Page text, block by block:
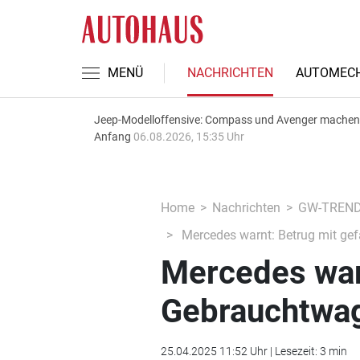
MENÜ NACHRICHTEN
Jeep-Modelloffensive: Compass und Avenger
Anfang 06.08.2026, 15:35 Uhr
Home Nachrichten
GW-
Mercedes warnt: Betrug mit
Mercedes
25.04.2025 11:52 Uhr | Lesezeit: 3 min